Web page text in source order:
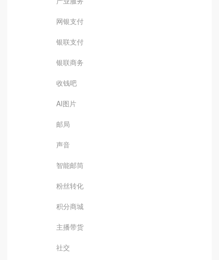
网银支付
银联支付
银联商务
收钱吧
AI图片
邮局
声音
智能邮筒
粉丝转化
积分商城
主播带货
社交